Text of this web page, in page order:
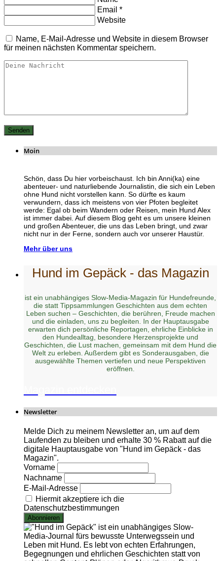
Email *
Website
Name, E-Mail-Adresse und Website in diesem Browser
für meinen nächsten Kommentar speichern.
Moin
Schön, dass Du hier vorbeischaust. Ich bin Anni(ka) eine
abenteuer- und naturliebende Journalistin, die sich ein Leben
ohne Hund nicht vorstellen kann. So dürfte es kaum
verwundern, dass ich meistens von vier Pfoten begleitet
werde: Egal ob beim Wandern oder Reisen, mein Hund Alex
ist immer dabei. Auf diesem Blog geht es um unsere kleinen
und großen Abenteuer, die uns das Leben bringt, und zwar
nicht nur in der Ferne, sondern auch vor unserer Haustür.
Mehr über uns
Hund im Gepäck - das Magazin
ist ein unabhängiges Slow-Media-Magazin für Hundefreunde,
die statt Tippsammlungen Geschichten aus dem echten
Leben suchen – Geschichten, die berühren, Freude machen
und die einladen, uns zu begleiten. In der Hauptausgabe
erwarten dich persönliche Reportagen, ehrliche Einblicke in
den Hundealltag, besondere Herzensprojekte und
Geschichten, die Lust machen, gemeinsam mit dem Hund die
Welt zu erleben. Außerdem gibt es Sonderausgaben, die
ausgewählte Themen vertiefen und neue Perspektiven
eröffnen.
Newsletter
Melde Dich zu meinem Newsletter an, um auf dem
Laufenden zu bleiben und erhalte 30 % Rabatt auf die
digitale Hauptausgabe von "Hund im Gepäck - das
Magazin".
Vorname
Nachname
E-Mail-Adresse
Hiermit akzeptiere ich die
Datenschutzbestimmungen